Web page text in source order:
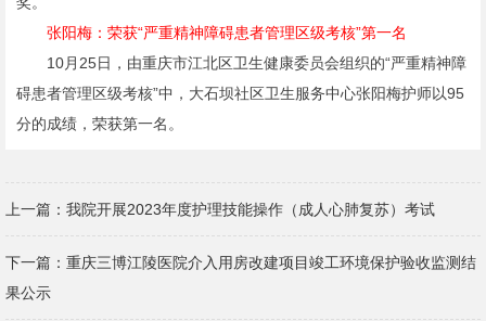
张阳梅：荣获“严重精神障碍患者管理区级考核”第一名
10月25日，由重庆市江北区卫生健康委员会组织的“严重精神障
碍患者管理区级考核”中，大石坝社区卫生服务中心张阳梅护师以95
分的成绩，荣获第一名。
上一篇： 我院开展2023年度护理技能操作（成人心肺复苏）考试
下一篇： 重庆三博江陵医院介入用房改建项目竣工环境保护验收监测结
果公示